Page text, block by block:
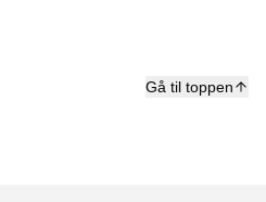
Gå til toppen